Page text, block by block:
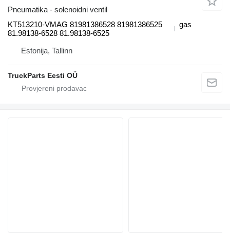
Pneumatika - solenoidni ventil
KT513210-VMAG 81981386528 81981386525
81.98138-6528 81.98138-6525
gas
Estonija, Tallinn
TruckParts Eesti OÜ